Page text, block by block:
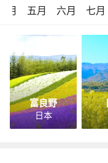
月 五月 六月 七月
富良野
日本